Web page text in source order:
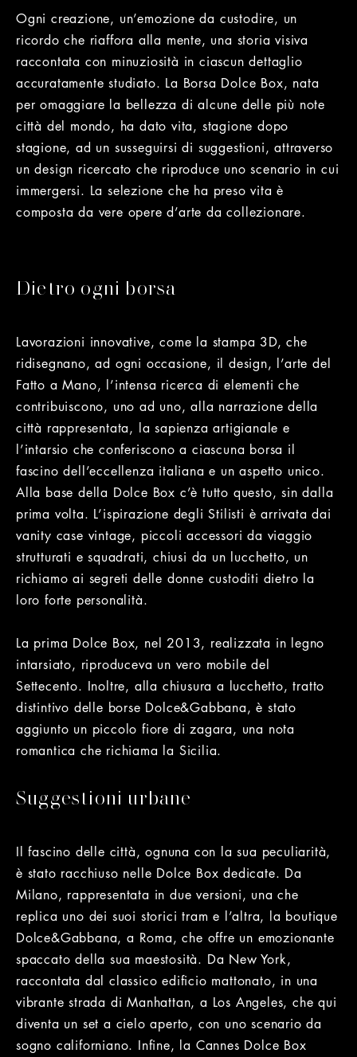
Ogni creazione, un’emozione da custodire, un
ricordo che riaffora alla mente, una storia visiva
raccontata con minuziosità in ciascun dettaglio
accuratamente studiato. La Borsa Dolce Box, nata
per omaggiare la bellezza di alcune delle più note
città del mondo, ha dato vita, stagione dopo
stagione, ad un susseguirsi di suggestioni, attraverso
un design ricercato che riproduce uno scenario in cui
immergersi. La selezione che ha preso vita è
composta da vere opere d’arte da collezionare.
Dietro ogni borsa
Lavorazioni innovative, come la stampa 3D, che
ridisegnano, ad ogni occasione, il design, l’arte del
Fatto a Mano, l’intensa ricerca di elementi che
contribuiscono, uno ad uno, alla narrazione della
città rappresentata, la sapienza artigianale e
l’intarsio che conferiscono a ciascuna borsa il
fascino dell’eccellenza italiana e un aspetto unico.
Alla base della Dolce Box c’è tutto questo, sin dalla
prima volta. L’ispirazione degli Stilisti è arrivata dai
vanity case vintage, piccoli accessori da viaggio
strutturati e squadrati, chiusi da un lucchetto, un
richiamo ai segreti delle donne custoditi dietro la
loro forte personalità.
La prima Dolce Box, nel 2013, realizzata in legno
intarsiato, riproduceva un vero mobile del
Settecento. Inoltre, alla chiusura a lucchetto, tratto
distintivo delle borse Dolce&Gabbana, è stato
aggiunto un piccolo fiore di zagara, una nota
romantica che richiama la Sicilia.
Suggestioni urbane
Il fascino delle città, ognuna con la sua peculiarità,
è stato racchiuso nelle Dolce Box dedicate. Da
Milano, rappresentata in due versioni, una che
replica uno dei suoi storici tram e l’altra, la boutique
Dolce&Gabbana, a Roma, che offre un emozionante
spaccato della sua maestosità. Da New York,
raccontata dal classico edificio mattonato, in una
vibrante strada di Manhattan, a Los Angeles, che qui
diventa un set a cielo aperto, con uno scenario da
sogno californiano. Infine, la Cannes Dolce Box